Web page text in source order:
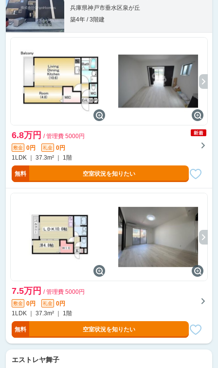
兵庫県神戸市垂水区泉が丘
築4年 / 3階建
6.8万円 / 管理費 5000円
敷金 0円 礼金
0円
1LDK ｜ 37.3m² ｜ 1階
無料 空室状況を知りたい
7.5万円 / 管理費 5000円
敷金 0円 礼金
0円
1LDK ｜ 37.3m² ｜ 1階
無料 空室状況を知りたい
エストレヤ舞子